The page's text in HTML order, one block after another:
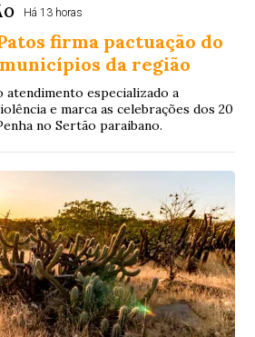
Há 13 horas
firma pactuação do
da região
especializado a
e marca as celebrações dos 20
no Sertão paraibano.